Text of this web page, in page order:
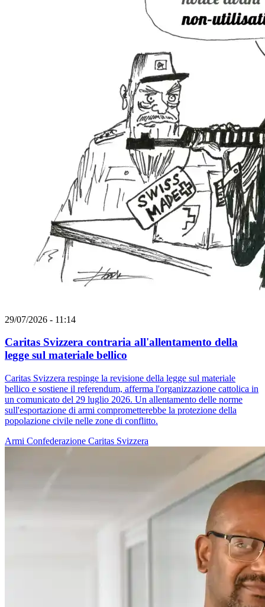
29/07/2026 - 11:14
Caritas Svizzera contraria all'allentamento della
legge sul materiale bellico
Caritas Svizzera respinge la revisione della legge sul materiale
bellico e sostiene il referendum, afferma l'organizzazione cattolica in
un comunicato del 29 luglio 2026. Un allentamento delle norme
sull'esportazione di armi comprometterebbe la protezione della
popolazione civile nelle zone di conflitto.
Armi Confederazione Caritas Svizzera